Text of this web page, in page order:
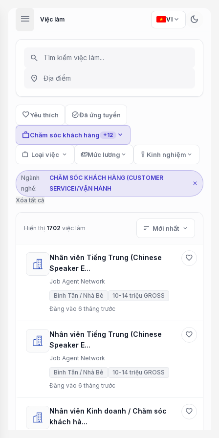
menu Việc làm VI expand_more dark_mode
search
location_on
favoriteYêu thích check_circleĐã ứng tuyển
workChăm sóc khách hàng +12 expand_more
work Loại việc expand_more paymentsMức lương expand_more military_tech Kinh nghiệm expand_more
Ngành
nghề:
CHĂM SÓC KHÁCH HÀNG (CUSTOMER
SERVICE)/VẬN HÀNH
close
Xóa tất cả
Hiển thị 1702 việc làm sort Mới nhất expand_more
favorite
Nhân viên Tiếng Trung (Chinese
Speaker E...
Job Agent Network
Bình Tân / Nhà Bè
10-14 triệu GROSS
Đăng vào 6 tháng trước
favorite
Nhân viên Tiếng Trung (Chinese
Speaker E...
Job Agent Network
Bình Tân / Nhà Bè
10-14 triệu GROSS
Đăng vào 6 tháng trước
favorite
Nhân viên Kinh doanh / Chăm sóc
khách hà...